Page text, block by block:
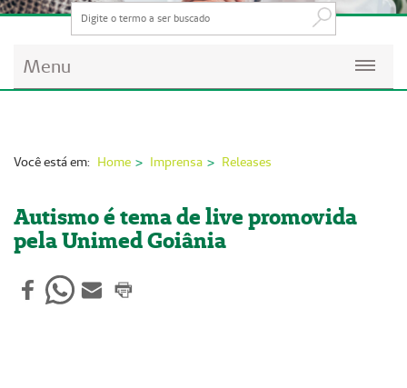
Menu
Imprensa
Fale Conosco
Você está em: Home Imprensa Releases
Autismo é tema de live promovida
pela Unimed Goiânia